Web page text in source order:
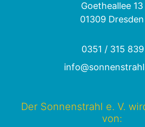
Goetheallee 13
01309 Dresden
0351 / 315
Der Sonnenstrahl e. V.
von: